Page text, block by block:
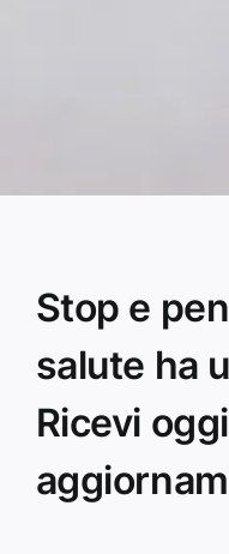
Stop e
salute ha
Ricevi